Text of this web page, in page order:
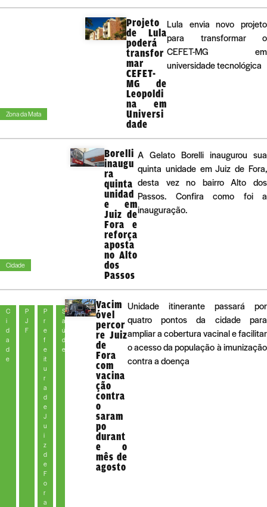
Zona da Mata
Projeto
de Lula
poderá
transfor
mar
CEFET-
MG de
Leopoldi
na em
Universi
dade
Lula envia novo projeto
para transformar o
CEFET-MG em
universidade tecnológica
Cidade
Borelli
inaugu
ra
quinta
unidad
e em
Juiz de
Fora e
reforça
aposta
no Alto
dos
Passos
A Gelato Borelli inaugurou sua
quinta unidade em Juiz de Fora,
desta vez no bairro Alto dos
Passos. Confira como foi a
inauguração.
C
i
d
a
d
e
P
J
F
P
r
e
f
e
it
u
r
a
d
e
J
u
i
z
d
e
F
o
r
a
S
a
ú
d
e
Vacim
óvel
percor
re Juiz
de
Fora
com
vacina
ção
contra
o
saram
po
durant
e o
mês de
agosto
Unidade itinerante passará por
quatro pontos da cidade para
ampliar a cobertura vacinal e facilitar
o acesso da população à imunização
contra a doença